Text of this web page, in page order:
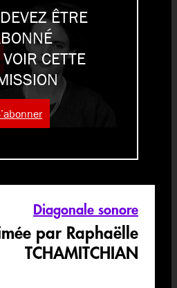
ÊTRE
CETTE
Diagonale sonore
par Raphaëlle
TCHAMITCHIAN